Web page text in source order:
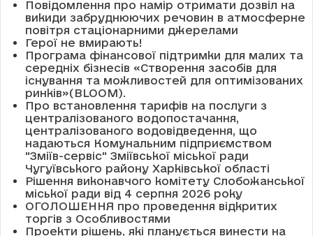
Повідомлення про намір отримати дозвіл на
викиди забруднюючих речовин в атмосферне
повітря стаціонарними джерелами
Герої не вмирають!
Програма фінансової підтримки для малих та
середніх бізнесів «Створення засобів для
існування та можливостей для оптимізованих
ринків»(BLOOM).
Про встановлення тарифів на послуги з
централізованого водопостачання,
централізованого водовідведення, що
надаються Комунальним підприємством
"Зміїв-сервіс" Зміївської міської ради
Чугуївського району Харківської області
Рішення виконавчого комітету Слобожанської
міської ради від 4 серпня 2026 року
ОГОЛОШЕННЯ про проведення відкритих
торгів з Особливостями
Проекти рішень, які планується винести на